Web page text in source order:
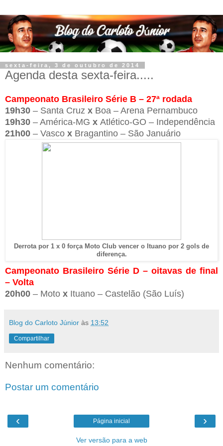
sexta-feira, 3 de outubro de 2014
Agenda desta sexta-feira.....
Campeonato Brasileiro Série B – 27ª rodada
19h30 – Santa Cruz x Boa – Arena Pernambuco
19h30 – América-MG x Atlético-GO – Independência
21h00 – Vasco x Bragantino – São Januário
Derrota por 1 x 0 força Moto Club vencer o Ituano por 2 gols de
diferença.
Campeonato Brasileiro Série D – oitavas de final
– Volta
20h00 – Moto x Ituano – Castelão (São Luís)
Blog do Carloto Júnior às 13:52
Compartilhar
Nenhum comentário:
Postar um comentário
‹ ›
Página inicial
Ver versão para a web